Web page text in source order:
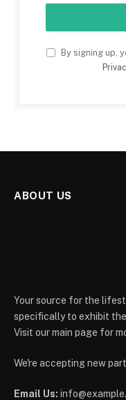
By signing up,
ABOUT US
Your source for the
specifically to exhibit
Visit our main page for
We're accepting new
Email Us: